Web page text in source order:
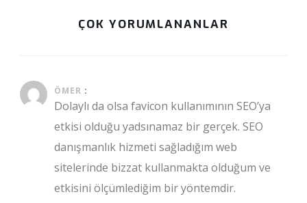
ÇOK YORUMLANANLAR
ÖMER :
Dolaylı da olsa favicon kullanımının SEO’ya
etkisi olduğu yadsınamaz bir gerçek. SEO
danışmanlık hizmeti sağladığım web
sitelerinde bizzat kullanmakta olduğum ve
etkisini ölçümlediğim bir yöntemdir.